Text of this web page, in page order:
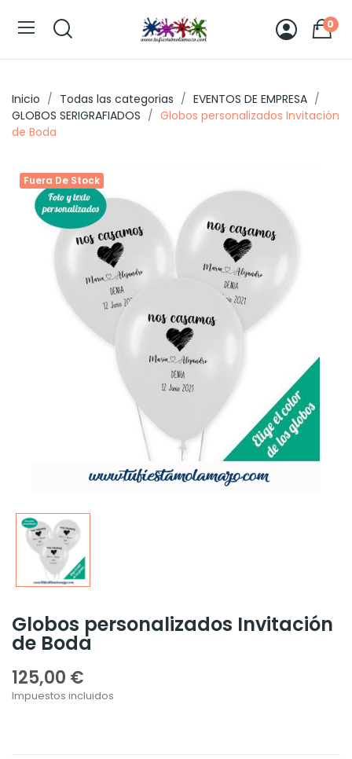
0
Inicio Todas las categorias
EVENTOS DE EMPRESA
GLOBOS SERIGRAFIADOS
Globos personalizados Invitación
de Boda
Fuera De Stock
Globos personalizados Invitación
de Boda
125,00 €
Impuestos incluidos